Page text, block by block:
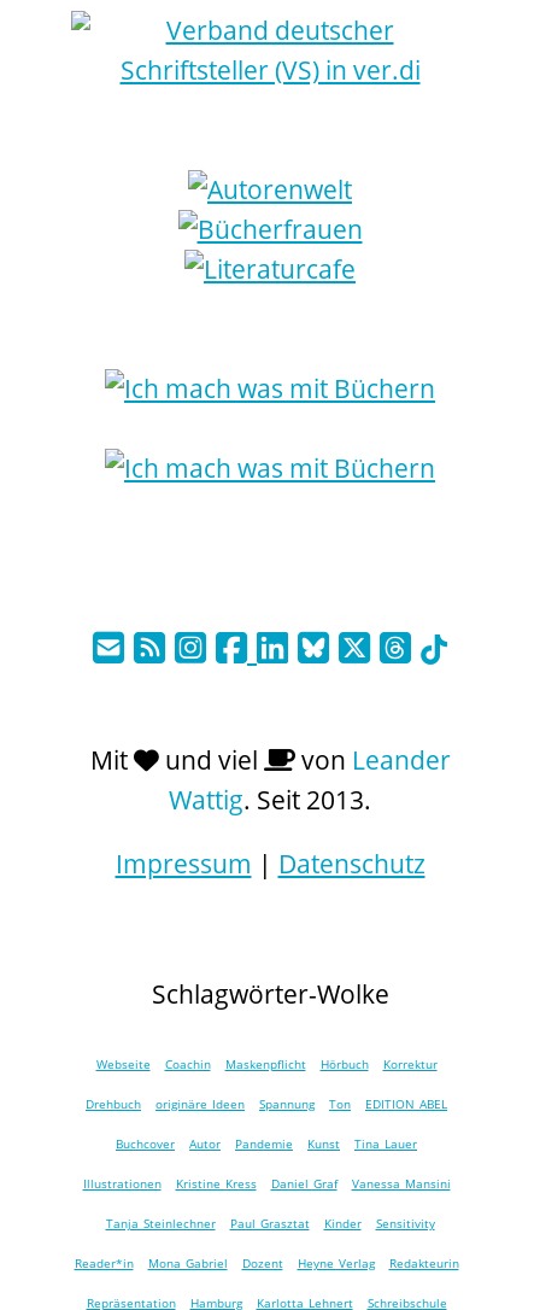
Mit und viel von Leander
Wattig. Seit 2013.
Impressum | Datenschutz
Schlagwörter-Wolke
Webseite Coachin Maskenpflicht Hörbuch Korrektur
Drehbuch originäre Ideen Spannung Ton EDITION ABEL
Buchcover Autor Pandemie Kunst Tina Lauer
Illustrationen Kristine Kress Daniel Graf Vanessa Mansini
Tanja Steinlechner Paul Grasztat Kinder Sensitivity
Reader*in Mona Gabriel Dozent Heyne Verlag Redakteurin
Repräsentation Hamburg Karlotta Lehnert Schreibschule